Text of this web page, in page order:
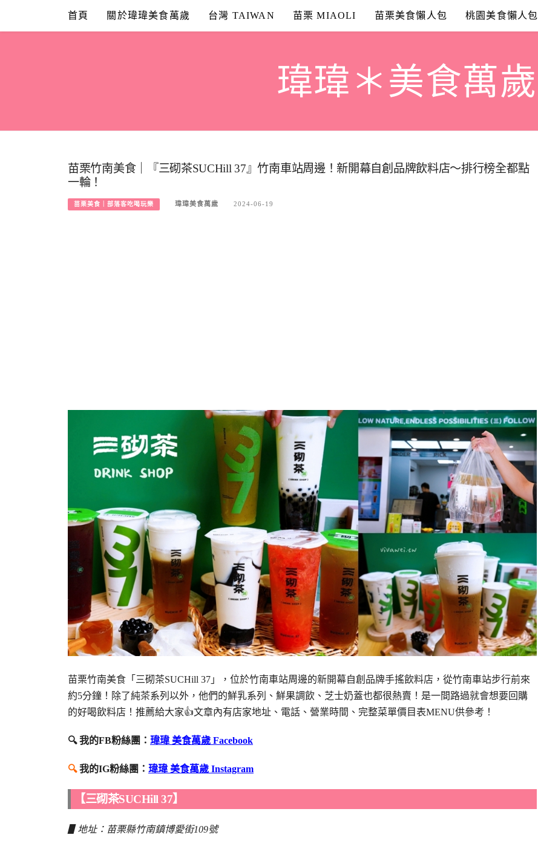
content
首頁 關於瑋瑋美食萬歲 台灣 TAIWAN 苗栗 MIAOLI 苗栗美食懶人包 桃園美食懶人包
瑋瑋＊美食萬歲
苗栗竹南美食｜『三砌茶SUCHill 37』竹南車站周邊！新開幕自創品牌飲料店～排行榜全都點
一輪！
苗栗美食｜部落客吃喝玩樂 瑋瑋美食萬歲 2024-06-19
苗栗竹南美食「三砌茶SUCHill 37」，位於竹南車站周邊的新開幕自創品牌手搖飲料店，從竹南車站步行前來
約5分鐘！除了純茶系列以外，他們的鮮乳系列、鮮果調飲、芝士奶蓋也都很熱賣！是一間路過就會想要回購
的好喝飲料店！推薦給大家👍文章內有店家地址、電話、營業時間、完整菜單價目表MENU供參考！
🔍 我的FB粉絲團： 瑋瑋 美食萬歲 Facebook
🔍我的IG粉絲團： 瑋瑋 美食萬歲 Instagram
【三砌茶SUCHill 37】
▋地址：苗栗縣竹南鎮博愛街109號